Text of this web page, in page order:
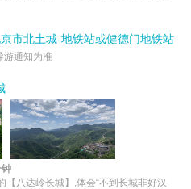
市北土城-地铁站或健德门地铁站
游通知为准
【八达岭长城】,体会“不到长城非好汉